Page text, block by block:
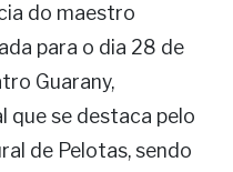
do maestro
para o dia 28 de
Guarany,
que se destaca pelo
de Pelotas, sendo